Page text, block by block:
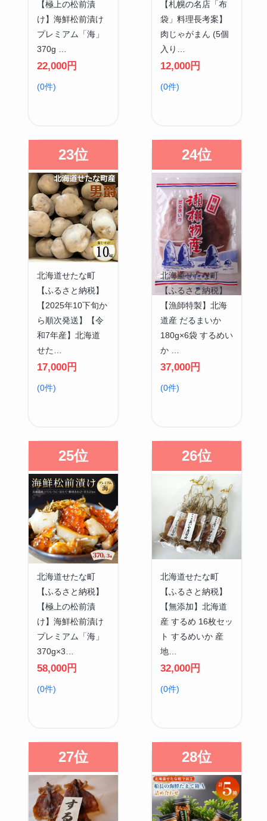
【極上の松前漬
け】海鮮松前漬け
プレミアム「海」
370g …
22,000円
(0件)
【札幌の名店「布
袋」料理長考案】
肉じゃがまん (5個
入り…
12,000円
(0件)
23位
北海道せたな町
【ふるさと納税】
【2025年10下旬か
ら順次発送】【令
和7年産】北海道
せた…
17,000円
(0件)
24位
北海道せたな町
【ふるさと納税】
【漁師特製】北海
道産 だるまいか
180g×6袋 するめい
か …
37,000円
(0件)
25位
北海道せたな町
【ふるさと納税】
【極上の松前漬
け】海鮮松前漬け
プレミアム「海」
370g×3…
58,000円
(0件)
26位
北海道せたな町
【ふるさと納税】
【無添加】北海道
産 するめ 16枚セッ
ト するめいか 産
地…
32,000円
(0件)
27位 28位